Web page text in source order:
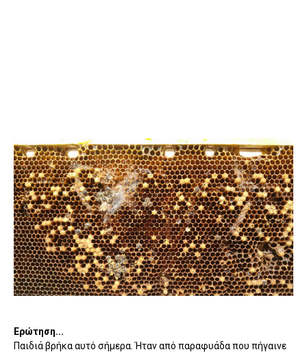
Ερώτηση...
Παιδιά βρήκα αυτό σήμερα. Ήταν από παραφυάδα που πήγαινε